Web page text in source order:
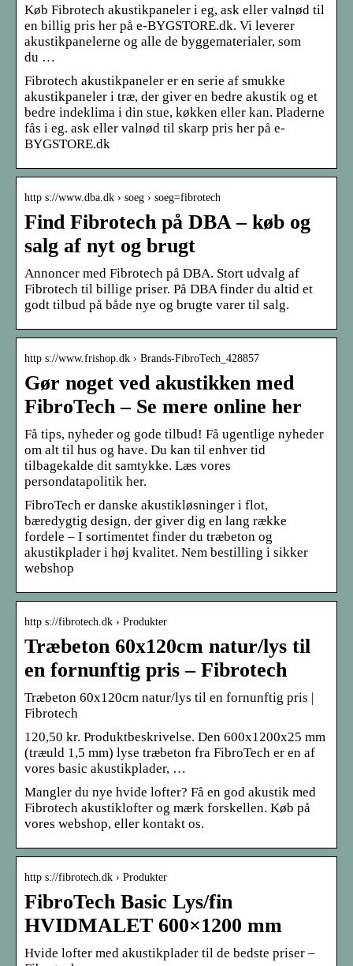
Køb Fibrotech akustikpaneler i eg, ask eller valnød til
en billig pris her på e-BYGSTORE.dk. Vi leverer
akustikpanelerne og alle de byggematerialer, som
du …
Fibrotech akustikpaneler er en serie af smukke
akustikpaneler i træ, der giver en bedre akustik og et
bedre indeklima i din stue, køkken eller kan. Pladerne
fås i eg. ask eller valnød til skarp pris her på e-
BYGSTORE.dk
http s://www.dba.dk › soeg › soeg=fibrotech
Find Fibrotech på DBA – køb og
salg af nyt og brugt
Annoncer med Fibrotech på DBA. Stort udvalg af
Fibrotech til billige priser. På DBA finder du altid et
godt tilbud på både nye og brugte varer til salg.
http s://www.frishop.dk › Brands-FibroTech_428857
Gør noget ved akustikken med
FibroTech – Se mere online her
Få tips, nyheder og gode tilbud! Få ugentlige nyheder
om alt til hus og have. Du kan til enhver tid
tilbagekalde dit samtykke. Læs vores
persondatapolitik her.
FibroTech er danske akustikløsninger i flot,
bæredygtig design, der giver dig en lang række
fordele – I sortimentet finder du træbeton og
akustikplader i høj kvalitet. Nem bestilling i sikker
webshop
http s://fibrotech.dk › Produkter
Træbeton 60x120cm natur/lys til
en fornunftig pris – Fibrotech
Træbeton 60x120cm natur/lys til en fornunftig pris |
Fibrotech
120,50 kr. Produktbeskrivelse. Den 600x1200x25 mm
(træuld 1,5 mm) lyse træbeton fra FibroTech er en af
vores basic akustikplader, …
Mangler du nye hvide lofter? Få en god akustik med
Fibrotech akustiklofter og mærk forskellen. Køb på
vores webshop, eller kontakt os.
http s://fibrotech.dk › Produkter
FibroTech Basic Lys/fin
HVIDMALET 600×1200 mm
Hvide lofter med akustikplader til de bedste priser –